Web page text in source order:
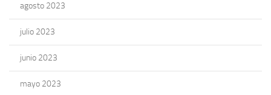
agosto 2023
julio 2023
junio 2023
mayo 2023